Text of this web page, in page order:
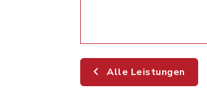
Alle Leistungen